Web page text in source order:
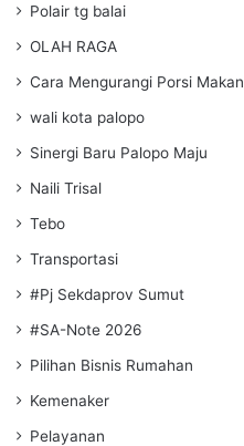
Polair tg balai
OLAH RAGA
Cara Mengurangi Porsi Makan
wali kota palopo
Sinergi Baru Palopo Maju
Naili Trisal
Tebo
Transportasi
#Pj Sekdaprov Sumut
#SA-Note 2026
Pilihan Bisnis Rumahan
Kemenaker
Pelayanan